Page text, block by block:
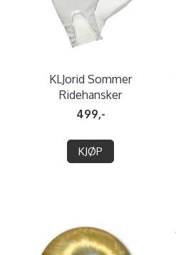
KLJorid Sommer
Ridehansker
499,-
KJØP